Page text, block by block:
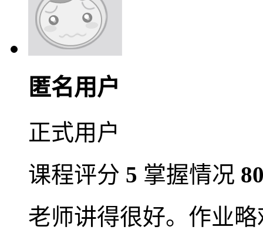
匿名用户
正式用户
课程评分 5 掌握情况
老师讲得很好。作业